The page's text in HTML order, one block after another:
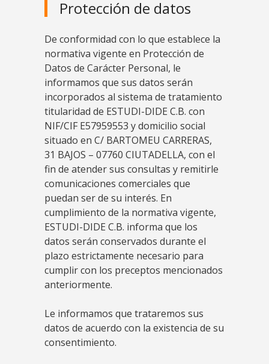
Protección de datos
De conformidad con lo que establece la
normativa vigente en Protección de
Datos de Carácter Personal, le
informamos que sus datos serán
incorporados al sistema de tratamiento
titularidad de ESTUDI-DIDE C.B. con
NIF/CIF E57959553 y domicilio social
situado en C/ BARTOMEU CARRERAS,
31 BAJOS – 07760 CIUTADELLA, con el
fin de atender sus consultas y remitirle
comunicaciones comerciales que
puedan ser de su interés. En
cumplimiento de la normativa vigente,
ESTUDI-DIDE C.B. informa que los
datos serán conservados durante el
plazo estrictamente necesario para
cumplir con los preceptos mencionados
anteriormente.
Le informamos que trataremos sus
datos de acuerdo con la existencia de su
consentimiento.